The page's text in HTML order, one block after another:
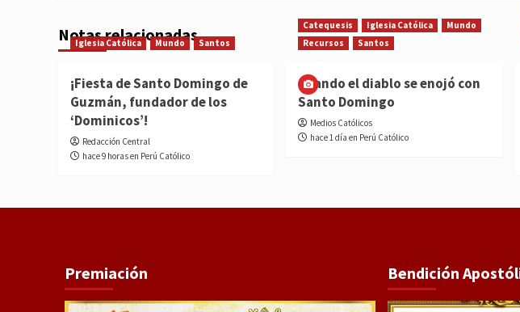
Notas relacionadas
Iglesia Católica Mundo Santos
¡Fiesta de Santo Domingo de
Guzmán, fundador de los
‘Dominicos’!
Redacción Central
hace 9 horas en Perú Católico
Catequesis Iglesia Católica
Mundo
Recursos
Santos
Cuando el diablo se enojó con
Santo Domingo
Medios Católicos
hace 1 día en Perú Católico
Premiación Bendición